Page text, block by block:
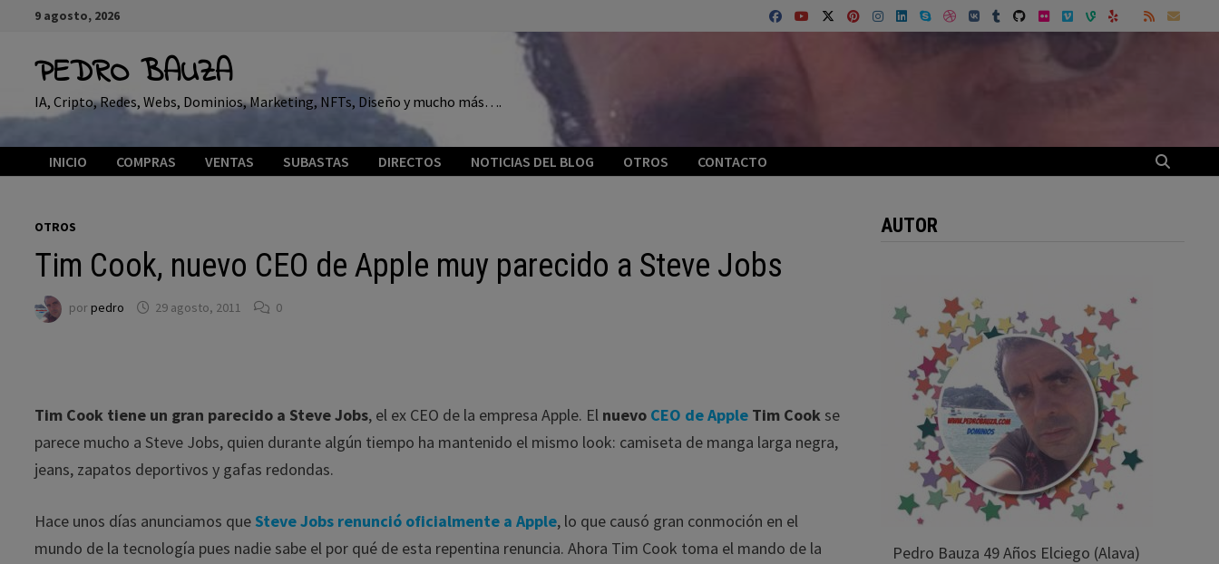
Saltar
contenido
9 agosto, 2026
PEDRO BAUZA
IA, Cripto, Redes, Webs, Dominios, Marketing, NFTs, Diseño y mucho más….
INICIO COMPRAS VENTAS SUBASTAS DIRECTOS NOTICIAS DEL BLOG OTROS CONTACTO
OTROS
Tim Cook, nuevo CEO de Apple muy parecido a Steve Jobs
porpedro 29 agosto, 2011 0
Tim Cook tiene un gran parecido a Steve Jobs, el ex CEO de la empresa Apple. El nuevo CEO de Apple Tim Cook se
parece mucho a Steve Jobs, quien durante algún tiempo ha mantenido el mismo look: camiseta de manga larga negra,
jeans, zapatos deportivos y gafas redondas.
Hace unos días anunciamos queSteve Jobs renunció oficialmente a Apple, lo que causó gran conmoción en el
mundo de la tecnología pues nadie sabe el por qué de esta repentina renuncia. Ahora Tim Cook toma el mando de la
AUTOR
Pedro Bauza 49 Años Elciego (Alava)